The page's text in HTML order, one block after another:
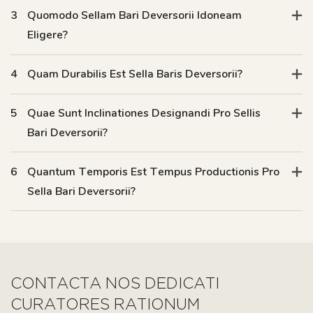
3
Quomodo Sellam Bari Deversorii Idoneam
Eligere?
4 Quam Durabilis Est Sella Baris Deversorii?
5
Quae Sunt Inclinationes Designandi Pro Sellis
Bari Deversorii?
6
Quantum Temporis Est Tempus Productionis Pro
Sella Bari Deversorii?
CONTACTA NOS DEDICATI
CURATORES RATIONUM